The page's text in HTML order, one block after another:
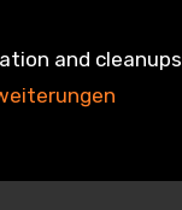
and cleanups